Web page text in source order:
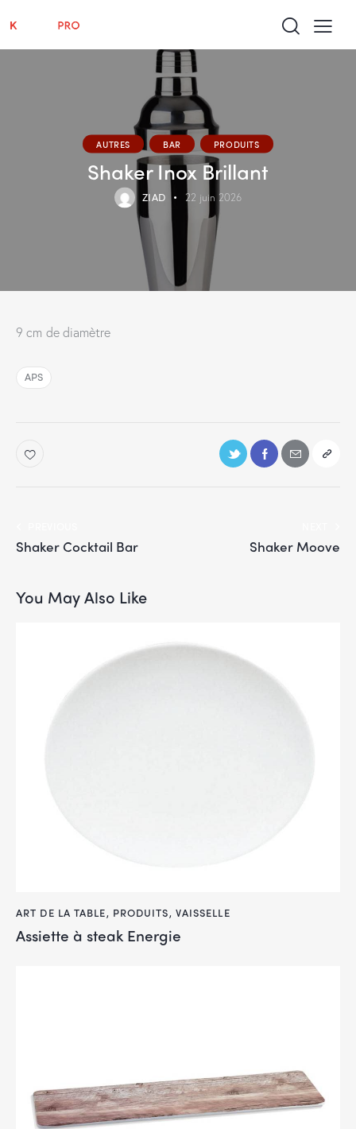
AUTRES BAR PRODUITS
Shaker Inox Brillant
ZIAD 22 juin 2026
9 cm de diamètre
APS
Shaker Cocktail Bar Shaker Moove
You May Also Like
ART DE LA TABLE, PRODUITS, VAISSELLE
Assiette à steak Energie